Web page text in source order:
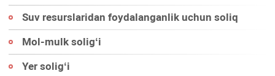
Suv resurslaridan foydalanganlik uchun soliq
Mol-mulk soligʻi
Yer soligʻi